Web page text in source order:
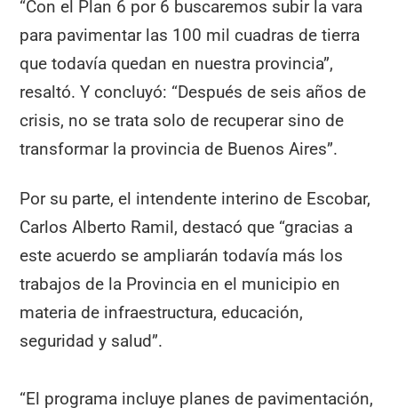
“Con el Plan 6 por 6 buscaremos subir la vara
para pavimentar las 100 mil cuadras de tierra
que todavía quedan en nuestra provincia”,
resaltó. Y concluyó: “Después de seis años de
crisis, no se trata solo de recuperar sino de
transformar la provincia de Buenos Aires”.
Por su parte, el intendente interino de Escobar,
Carlos Alberto Ramil, destacó que “gracias a
este acuerdo se ampliarán todavía más los
trabajos de la Provincia en el municipio en
materia de infraestructura, educación,
seguridad y salud”.
“El programa incluye planes de pavimentación,